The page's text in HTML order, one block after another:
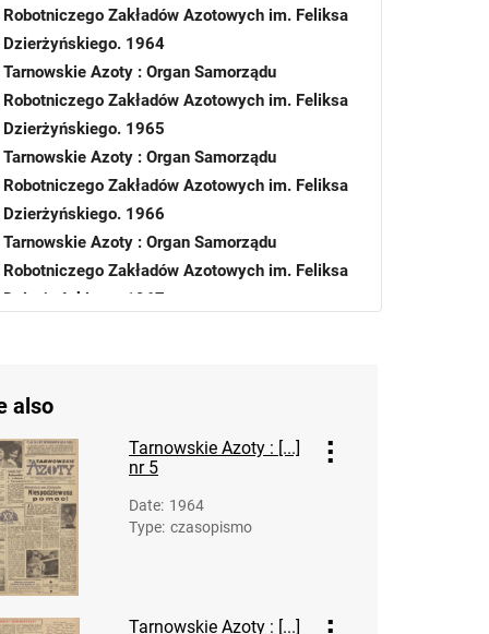
Robotniczego Zakładów Azotowych im. Feliksa
Dzierżyńskiego. 1964
Tarnowskie Azoty : Organ Samorządu
Robotniczego Zakładów Azotowych im. Feliksa
Dzierżyńskiego. 1965
Tarnowskie Azoty : Organ Samorządu
Robotniczego Zakładów Azotowych im. Feliksa
Dzierżyńskiego. 1966
Tarnowskie Azoty : Organ Samorządu
Robotniczego Zakładów Azotowych im. Feliksa
Dzierżyńskiego. 1967
Tarnowskie Azoty : Organ Samorządu
Robotniczego Zakładów Azotowych im.
Feliksa Dzierżyńskiego. 1967, nr 4
Tarnowskie Azoty : Organ Samorządu
Robotniczego Zakładów Azotowych im.
Feliksa Dzierżyńskiego. 1967, nr 5
Tarnowskie Azoty : Organ Samorządu
also
Tarnowskie Azoty : [...]
nr 5
Date: 1964
Type: czasopismo
Tarnowskie Azoty : [...]